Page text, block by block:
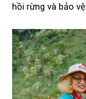
hồi rừng và bảo